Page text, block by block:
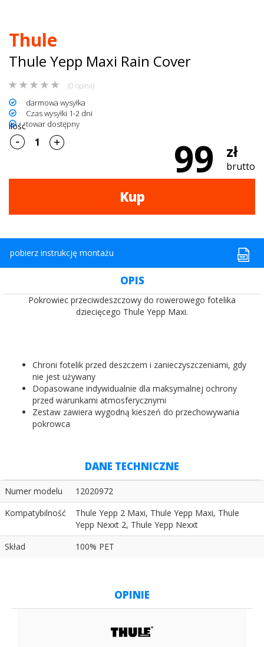
AKCESORIA
SPORTOWE
Turystyka
Przyczepy
samochodowe
Thule
Thule Yepp Maxi Rain Cover
(0 opinii)
darmowa wysyłka
Czas wysyłki 1-2 dni
towar dostępny
99 zł
brutto
ilość
Kup
pobierz instrukcję montażu
OPIS
Pokrowiec przeciwdeszczowy do rowerowego fotelika
dziecięcego Thule Yepp Maxi.
Chroni fotelik przed deszczem i zanieczyszczeniami, gdy
nie jest używany
Dopasowane indywidualnie dla maksymalnej ochrony
przed warunkami atmosferycznymi
Zestaw zawiera wygodną kieszeń do przechowywania
pokrowca
DANE TECHNICZNE
Numer modelu
12020972
Kompatybilność
Thule Yepp 2 Maxi, Thule Yepp Maxi, Thule
Yepp Nexxt 2, Thule Yepp Nexxt
Skład
100% PET
OPINIE